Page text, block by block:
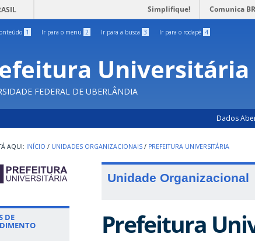
Simplifique! Comunica BR
1 Ir para o menu 2 Ir para a busca 3 Ir para o rodapé 4
Universitária
FEDERAL DE UBERLÂNDIA
Dados
INÍCIO / UNIDADES ORGANIZACIONAIS / PREFEITURA UNIVERSITÁRIA
DE
Unidade Organizacional
Prefeitura